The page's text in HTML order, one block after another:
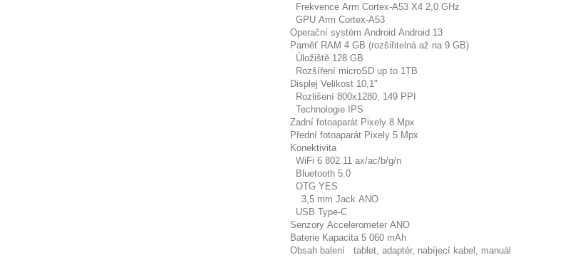
Frekvence Arm Cortex-A53 X4 2,0 GHz
GPU Arm Cortex-A53
Operační systém Android Android 13
Paměť RAM 4 GB (rozšiřitelná až na 9 GB)
Úložiště 128 GB
Rozšíření microSD up to 1TB
Displej Velikost 10,1"
Rozlišení 800x1280, 149 PPI
Technologie IPS
Zadní fotoaparát Pixely 8 Mpx
Přední fotoaparát Pixely 5 Mpx
Konektivita
WiFi 6 802.11 ax/ac/b/g/n
Bluetooth 5.0
OTG YES
3,5 mm Jack ANO
USB Type-C
Senzory Accelerometer ANO
Baterie Kapacita 5 060 mAh
Obsah balení tablet, adaptér, nabíjecí kabel, manuál